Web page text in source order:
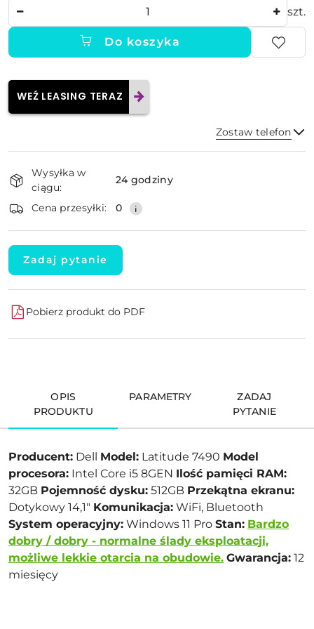
szt.
Do koszyka
WEŹ LEASING TERAZ
Zostaw telefon
Dostępność
i
dostawa
Wysyłka w
ciągu:
24 godziny
Cena przesyłki: 0
Zadaj pytanie
Pobierz produkt do PDF
OPIS
PRODUKTU
PARAMETRY
ZADAJ
PYTANIE
Producent: Dell Model: Latitude 7490 Model
procesora: Intel Core i5 8GEN Ilość pamięci RAM:
32GB Pojemność dysku: 512GB Przekątna ekranu:
Dotykowy 14,1" Komunikacja: WiFi, Bluetooth
System operacyjny: Windows 11 Pro Stan: Bardzo
dobry / dobry - normalne ślady eksploatacji,
możliwe lekkie otarcia na obudowie. Gwarancja: 12
miesięcy